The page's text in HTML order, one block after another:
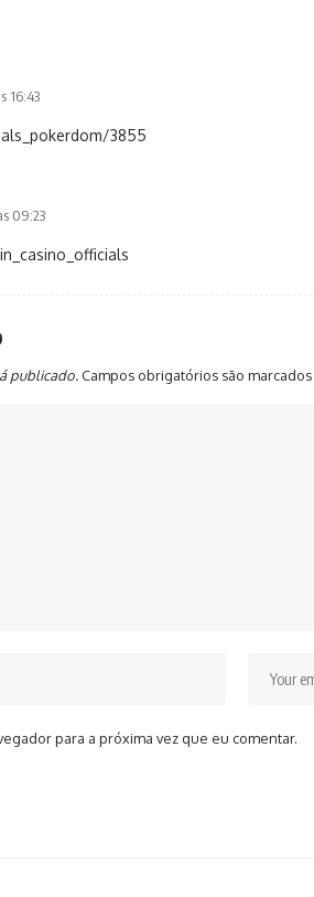
16:43
3855
09:23
publicado. Campos obrigatórios são
para a próxima vez que eu comentar.